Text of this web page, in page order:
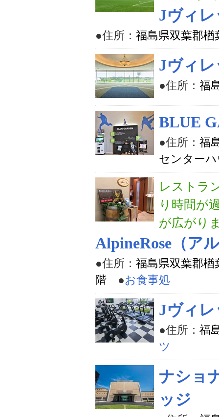
Jヴィレ
●住所： 福島県双葉郡楢
Jヴィ
●住所： 福
BLUE
●住所： 福
センター
レストラ
り時間が
が広がり
AlpineRose（ア
●住所： 福島県双葉郡
階 ●お食事処
Jヴィ
●住所： 福
ツ
ナショ
ッジ